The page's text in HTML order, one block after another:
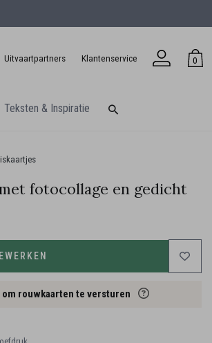
Uitvaartpartners Klantenservice 0
Teksten & Inspiratie
fotocollage en gedicht
rouwkaarten te versturen